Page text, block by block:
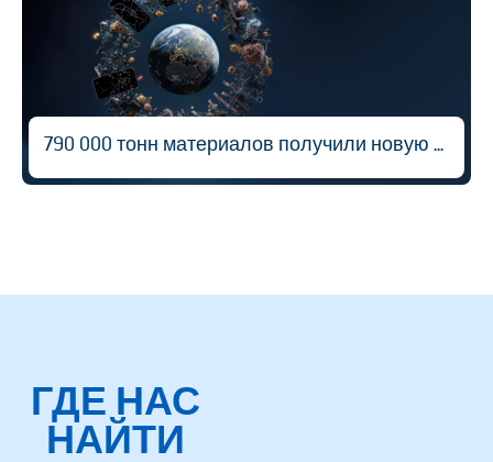
790 000 тонн материалов получили новую жизнь
ГДЕ НАС
НАЙТИ